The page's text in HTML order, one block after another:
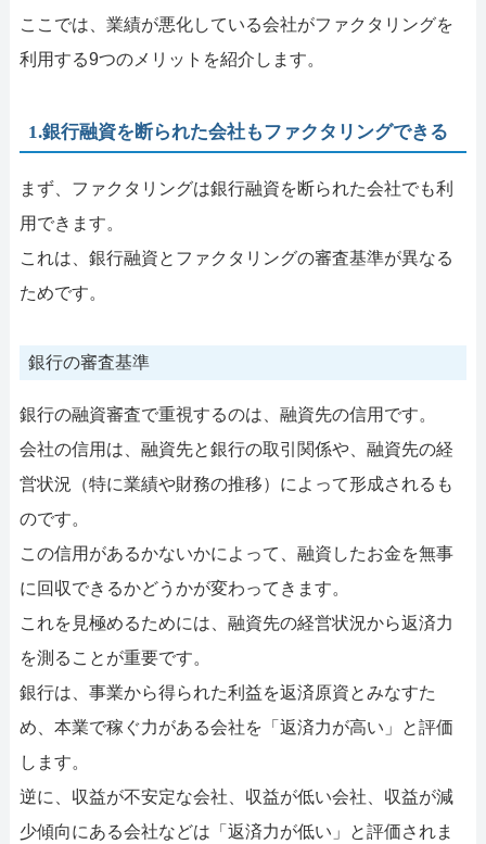
ここでは、業績が悪化している会社がファクタリングを
利用する9つのメリットを紹介します。
1.銀行融資を断られた会社もファクタリングできる
まず、ファクタリングは銀行融資を断られた会社でも利
用できます。
これは、銀行融資とファクタリングの審査基準が異なる
ためです。
銀行の審査基準
銀行の融資審査で重視するのは、融資先の信用です。
会社の信用は、融資先と銀行の取引関係や、融資先の経
営状況（特に業績や財務の推移）によって形成されるも
のです。
この信用があるかないかによって、融資したお金を無事
に回収できるかどうかが変わってきます。
これを見極めるためには、融資先の経営状況から返済力
を測ることが重要です。
銀行は、事業から得られた利益を返済原資とみなすた
め、本業で稼ぐ力がある会社を「返済力が高い」と評価
します。
逆に、収益が不安定な会社、収益が低い会社、収益が減
少傾向にある会社などは「返済力が低い」と評価されま